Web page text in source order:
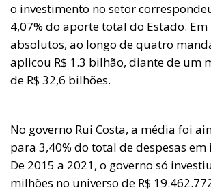
o investimento no setor
4,07% do aporte total do Estado.
absolutos, ao longo de quatro
aplicou R$ 1.3 bilhão, diante de um
de R$ 32,6 bilhões.
No governo Rui Costa, a média foi
para 3,40% do total de despesas em
De 2015 a 2021, o governo só
milhões no universo de R$